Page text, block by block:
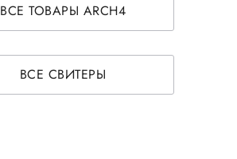
ВСЕ ТОВАРЫ ARCH4
ВСЕ СВИТЕРЫ